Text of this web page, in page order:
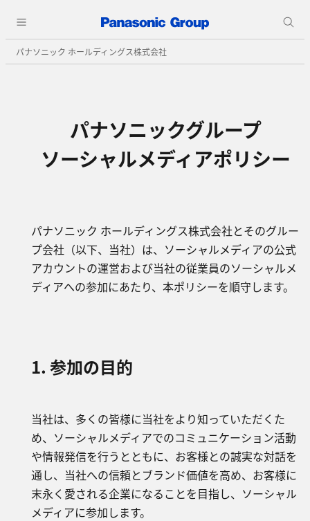
パナソニック ホールディングス株式会社
パナソニックグループ
ソーシャルメディアポリシー
パナソニック ホールディングス株式会社とそのグルー
プ会社（以下、当社）は、ソーシャルメディアの公式
アカウントの運営および当社の従業員のソーシャルメ
ディアへの参加にあたり、本ポリシーを順守します。
1. 参加の目的
当社は、多くの皆様に当社をより知っていただくた
め、ソーシャルメディアでのコミュニケーション活動
や情報発信を行うとともに、お客様との誠実な対話を
通し、当社への信頼とブランド価値を高め、お客様に
末永く愛される企業になることを目指し、ソーシャル
メディアに参加します。